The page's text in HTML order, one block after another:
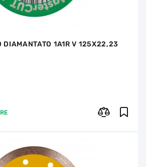
DIAMANTATO 1A1R V 125X22,23